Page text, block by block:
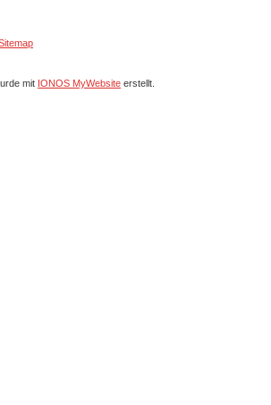
mit IONOS MyWebsite erstellt.